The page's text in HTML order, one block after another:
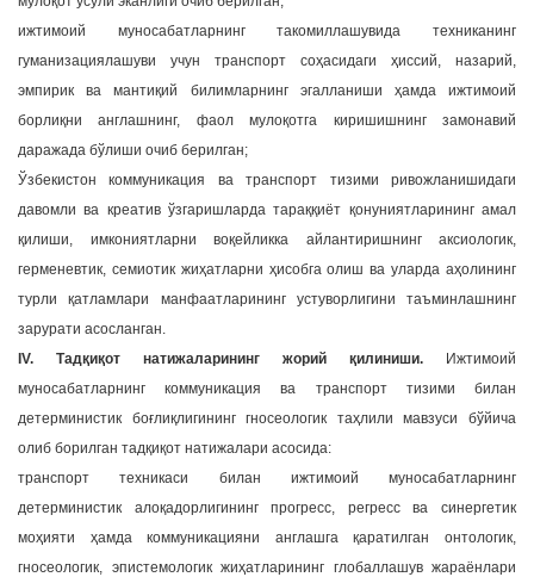
ижтимоий муносабатларнинг такомиллашувида техниканинг
гуманизациялашуви учун транспорт соҳасидаги ҳиссий, назарий,
эмпирик ва мантиқий билимларнинг эгалланиши ҳамда ижтимоий
борлиқни англашнинг, фаол мулоқотга киришишнинг замонавий
даражада бўлиши очиб берилган;
Ўзбекистон коммуникация ва транспорт тизими ривожланишидаги
давомли ва креатив ўзгаришларда тараққиёт қонуниятларининг амал
қилиши, имкониятларни воқейликка айлантиришнинг аксиологик,
герменевтик, семиотик жиҳатларни ҳисобга олиш ва уларда аҳолининг
турли қатламлари манфаатларининг устуворлигини таъминлашнинг
зарурати асосланган.
IV. Тадқиқот натижаларининг жорий қилиниши. Ижтимоий
муносабатларнинг коммуникация ва транспорт тизими билан
детерминистик боғлиқлигининг гносеологик таҳлили мавзуси бўйича
олиб борилган тадқиқот натижалари асосида:
транспорт техникаси билан ижтимоий муносабатларнинг
детерминистик алоқадорлигининг прогресс, регресс ва синергетик
моҳияти ҳамда коммуникацияни англашга қаратилган онтологик,
гносеологик, эпистемологик жиҳатларининг глобаллашув жараёнлари